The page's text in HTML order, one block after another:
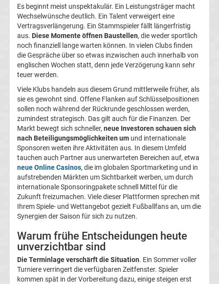
La
Liga
Serie
Türk.
Süper
Lig
Internat.
Fußball
UEFA
League
Es beginnt meist unspektakulär. Ein Leistungsträger macht
Wechselwünsche deutlich. Ein Talent verweigert eine
Vertragsverlängerung. Ein Stammspieler fällt längerfristig
aus. Diese Momente öffnen Baustellen, die weder sportlich
noch finanziell lange warten können. In vielen Clubs finden
die Gespräche über so etwas inzwischen auch innerhalb von
englischen Wochen statt, denn jede Verzögerung kann sehr
teuer werden.
Viele Klubs handeln aus diesem Grund mittlerweile früher, als
sie es gewohnt sind. Offene Flanken auf Schlüsselpositionen
sollen noch während der Rückrunde geschlossen werden,
zumindest strategisch. Das gilt auch für die Finanzen. Der
Markt bewegt sich schneller, neue Investoren schauen sich
nach Beteiligungsmöglichkeiten um und internationale
Sponsoren weiten ihre Aktivitäten aus. In diesem Umfeld
tauchen auch Partner aus unerwarteten Bereichen auf, etwa
neue Online Casinos, die im globalen Sportmarketing und in
aufstrebenden Märkten um Sichtbarkeit werben, um durch
internationale Sponsoringpakete schnell Mittel für die
Zukunft freizumachen. Viele dieser Plattformen sprechen mit
Ihrem Spiele- und Wettangebot gezielt Fußballfans an, um die
Synergien der Saison für sich zu nutzen.
Warum frühe Entscheidungen heute
unverzichtbar sind
Die Terminlage verschärft die Situation. Ein Sommer voller
Turniere verringert die verfügbaren Zeitfenster. Spieler
kommen spät in der Vorbereitung dazu, einige steigen erst